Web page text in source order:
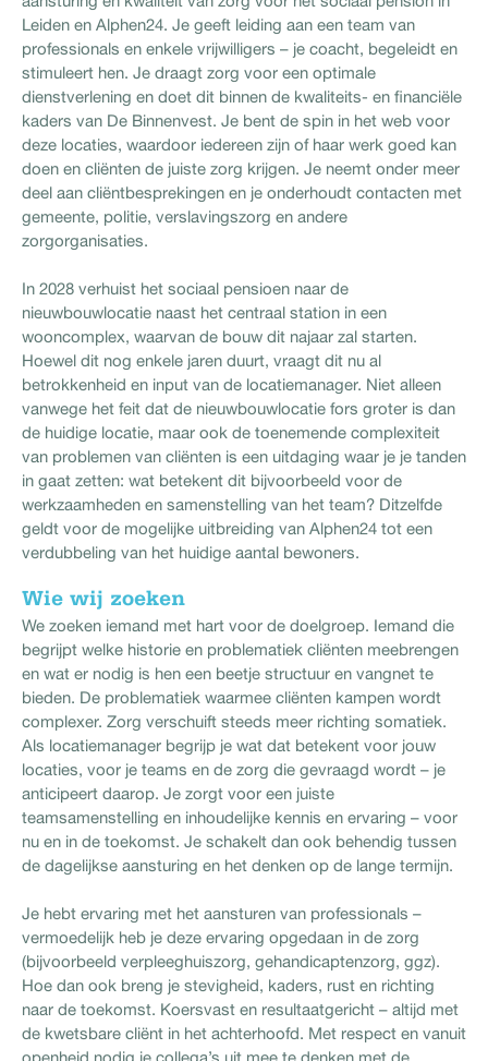
Leiden en Alphen24. Je geeft leiding aan een team van
professionals en enkele vrijwilligers – je coacht, begeleidt en
stimuleert hen. Je draagt zorg voor een optimale
dienstverlening en doet dit binnen de kwaliteits- en financiële
kaders van De Binnenvest. Je bent de spin in het web voor
deze locaties, waardoor iedereen zijn of haar werk goed kan
doen en cliënten de juiste zorg krijgen. Je neemt onder meer
deel aan cliëntbesprekingen en je onderhoudt contacten met
gemeente, politie, verslavingszorg en andere
zorgorganisaties.
In 2028 verhuist het sociaal pensioen naar de
nieuwbouwlocatie naast het centraal station in een
wooncomplex, waarvan de bouw dit najaar zal starten.
Hoewel dit nog enkele jaren duurt, vraagt dit nu al
betrokkenheid en input van de locatiemanager. Niet alleen
vanwege het feit dat de nieuwbouwlocatie fors groter is dan
de huidige locatie, maar ook de toenemende complexiteit
van problemen van cliënten is een uitdaging waar je je tanden
in gaat zetten: wat betekent dit bijvoorbeeld voor de
werkzaamheden en samenstelling van het team? Ditzelfde
geldt voor de mogelijke uitbreiding van Alphen24 tot een
verdubbeling van het huidige aantal bewoners.
Wie wij zoeken
We zoeken iemand met hart voor de doelgroep. Iemand die
begrijpt welke historie en problematiek cliënten meebrengen
en wat er nodig is hen een beetje structuur en vangnet te
bieden. De problematiek waarmee cliënten kampen wordt
complexer. Zorg verschuift steeds meer richting somatiek.
Als locatiemanager begrijp je wat dat betekent voor jouw
locaties, voor je teams en de zorg die gevraagd wordt – je
anticipeert daarop. Je zorgt voor een juiste
teamsamenstelling en inhoudelijke kennis en ervaring – voor
nu en in de toekomst. Je schakelt dan ook behendig tussen
de dagelijkse aansturing en het denken op de lange termijn.
Je hebt ervaring met het aansturen van professionals –
vermoedelijk heb je deze ervaring opgedaan in de zorg
(bijvoorbeeld verpleeghuiszorg, gehandicaptenzorg, ggz).
Hoe dan ook breng je stevigheid, kaders, rust en richting
naar de toekomst. Koersvast en resultaatgericht – altijd met
de kwetsbare cliënt in het achterhoofd. Met respect en vanuit
openheid nodig je collega’s uit mee te denken met de